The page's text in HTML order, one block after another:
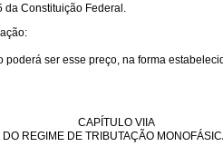
da Constituição Federal.
ser esse preço, na forma
CAPÍTULO VIIA
DO REGIME DE TRIBUTAÇÃO